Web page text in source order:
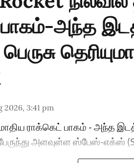
அந்த
2026, 3:41 pm
ராக்கெட் பாகம் - அந்த
பேருந்து அளவுள்ள ஸ்பேஸ்-எக்ஸ்